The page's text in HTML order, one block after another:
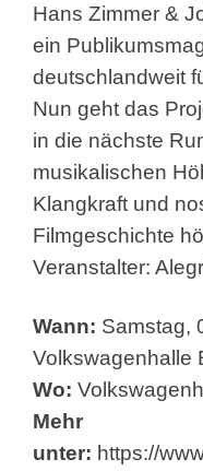
Hans Zimmer &
ein
deutschlandweit
Nun geht das
in die nächste
musikalischen
Klangkraft und
Filmgeschichte
Veranstalter:
Wann: Samstag,
Volkswagenhalle
Wo:
Mehr
unter: https://